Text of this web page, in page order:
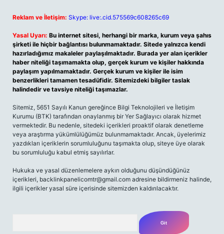
Reklam ve İletişim: Skype: live:.cid.575569c608265c69
Yasal Uyarı: Bu internet sitesi, herhangi bir marka, kurum veya şahıs
şirketi ile hiçbir bağlantısı bulunmamaktadır. Sitede yalnızca kendi
hazırladığımız makaleler paylaşılmaktadır. Burada yer alan içerikler
haber niteliği taşımamakta olup, gerçek kurum ve kişiler hakkında
paylaşım yapılmamaktadır. Gerçek kurum ve kişiler ile isim
benzerlikleri tamamen tesadüfidir. Sitemizdeki bilgiler taslak
halindedir ve tavsiye niteliği taşımazlar.
Sitemiz, 5651 Sayılı Kanun gereğince Bilgi Teknolojileri ve İletişim
Kurumu (BTK) tarafından onaylanmış bir Yer Sağlayıcı olarak hizmet
vermektedir. Bu nedenle, sitedeki içerikleri proaktif olarak denetleme
veya araştırma yükümlülüğümüz bulunmamaktadır. Ancak, üyelerimiz
yazdıkları içeriklerin sorumluluğunu taşımakta olup, siteye üye olarak
bu sorumluluğu kabul etmiş sayılırlar.
Hukuka ve yasal düzenlemelere aykırı olduğunu düşündüğünüz
içerikleri, backlinkpanelicomtr@gmail.com adresine bildirmeniz halinde,
ilgili içerikler yasal süre içerisinde sitemizden kaldırılacaktır.